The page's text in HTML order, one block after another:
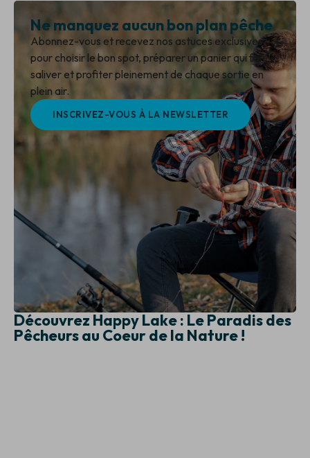
Ne manquez aucun bon plan pêche
Abonnez-vous et recevez nos astuces exclusives
pour choisir le bon spot, préparer un panier qui fait
saliver et profiter pleinement de chaque sortie en
plein air.
INSCRIVEZ-VOUS À LA NEWSLETTER
Découvrez Happy Lake : Le Paradis des
Pêcheurs au Coeur de la Nature !